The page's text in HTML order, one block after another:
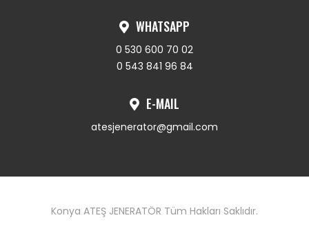
WHATSAPP
0 530 600 70 02
0 543 841 96 84
E-MAIL
atesjenerator@gmail.com
Konya ATEŞ JENERATÖR Tüm Hakları Saklıdır.